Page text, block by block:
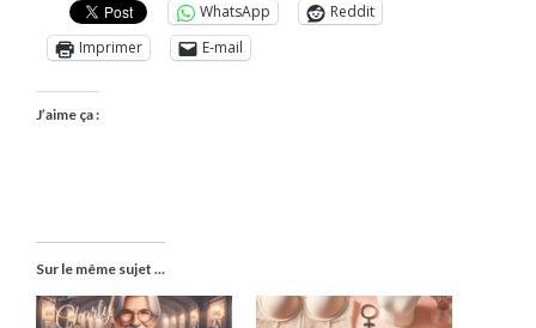
WhatsApp
Reddit
Imprimer
E-mail
J’aime ça :
Sur le même sujet ...